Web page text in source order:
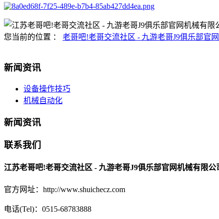
您当前的位置 ： 老哥吧!老哥交流社区 - 九游老哥J9俱乐部官网
新闻资讯
设备操作技巧
机械自动化
新闻资讯
联系我们
江苏老哥吧!老哥交流社区 - 九游老哥J9俱乐部官网机械有限公
官方网址：http://www.shuichecz.com
电话(Tel)：0515-68783888